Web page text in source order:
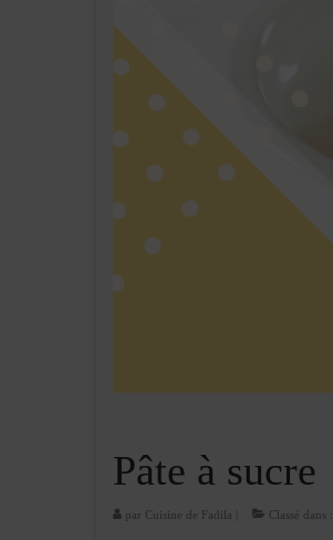
Pâte à sucre
par Cuisine de Fadila Classé dans :